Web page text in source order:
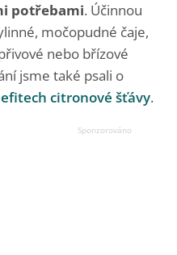
potřebami. Účinnou
močopudné čaje,
nebo břízové
jsme také psali o
citronové šťávy.